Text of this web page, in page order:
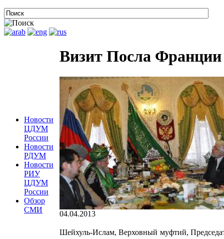
Новости
ЦДУМ
России
Новости
РДУМ
Новости
РИУ
ЦДУМ
России
Обзор
СМИ
Визит Посла
04.04.2013
Шейхуль-Ислам, Верховный муфтий,